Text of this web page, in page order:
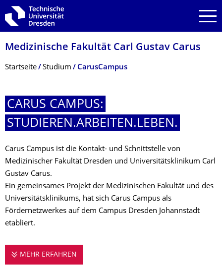
Zur Hauptnavigation springen
Zur Suche springen
Zum Inhalt springen
Medizinische Fakultät Carl Gustav Carus
Breadcrumb-Menü
Startseite Studium CarusCampus
CARUS CAMPUS:
STUDIEREN.ARBEITEN.LEBEN.
Carus Campus ist die Kontakt- und Schnittstelle von
Medizinischer Fakultät Dresden und Universitätsklinikum Carl
Gustav Carus.
Ein gemeinsames Projekt der Medizinischen Fakultät und des
Universitätsklinikums, hat sich Carus Campus als
Fördernetzwerkes auf dem Campus Dresden Johannstadt
etabliert.
MEHR ERFAHREN